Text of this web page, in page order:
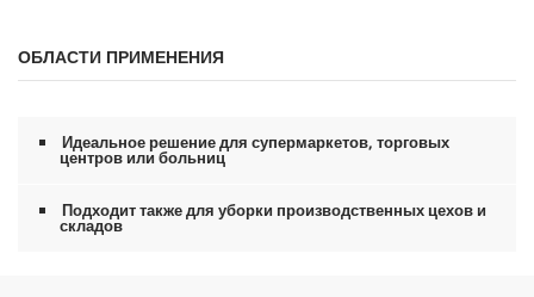
ОБЛАСТИ ПРИМЕНЕНИЯ
Идеальное решение для супермаркетов, торговых
центров или больниц
Подходит также для уборки производственных цехов и
складов